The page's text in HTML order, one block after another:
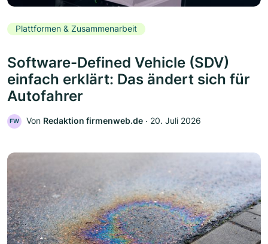
Plattformen & Zusammenarbeit
Software-Defined Vehicle (SDV)
einfach erklärt: Das ändert sich für
Autofahrer
FW Von Redaktion firmenweb.de ‧ 20. Juli 2026